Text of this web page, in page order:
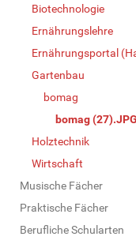
Biotechnologie
Ernährungslehre
Ernährungsportal
Gartenbau
bomag
bomag (27).JPG
Holztechnik
Wirtschaft
Musische Fächer
Praktische Fächer
Berufliche Schularten